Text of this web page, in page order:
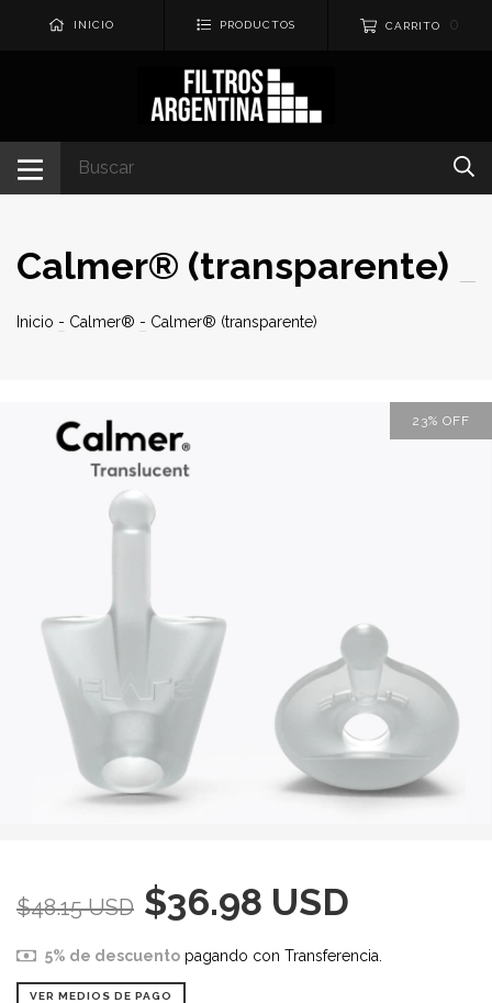
INICIO PRODUCTOS CARRITO 0
Calmer® (transparente)
Inicio - Calmer® - Calmer® (transparente)
23% OFF
$48.15 USD $36.98 USD
5% de descuentopagando con Transferencia.
VER MEDIOS DE PAGO